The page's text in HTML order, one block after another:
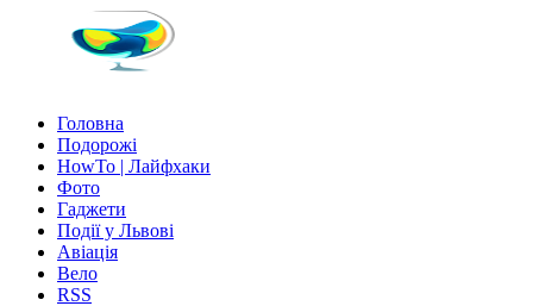
Головна
Подорожі
HowTo | Лайфхаки
Фото
Гаджети
Події у Львові
Авіація
Вело
RSS